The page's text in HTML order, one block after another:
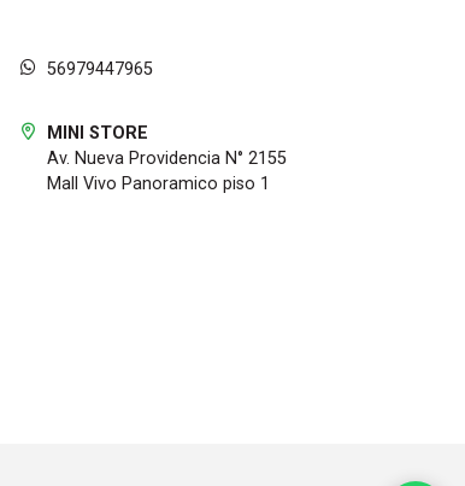
56979447965
MINI STORE
Av. Nueva Providencia N° 2155
Mall Vivo Panoramico piso 1